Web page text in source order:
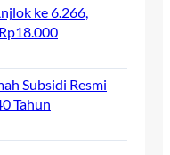
ke 6.266,
Subsidi Resmi
Tahun